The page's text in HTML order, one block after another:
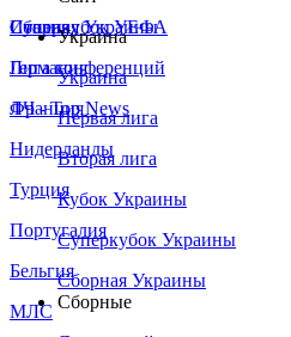
Сборная Украины
Италия
Германия
Франция
Нидерланды
Турция
Португалия
Бельгия
МЛС
Суперкубок УЕФА
Лига конференций
ЛЧ - Top News
Украина
Украина
Первая лига
Вторая лига
Кубок Украины
Суперкубок Украины
Сборная Украины
Сборные